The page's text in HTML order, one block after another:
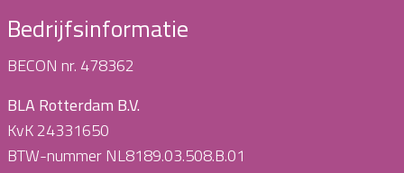
Bedrijfsinformatie
BECON nr. 478362
BLA Rotterdam B.V.
KvK 24331650
BTW-nummer NL8189.03.508.B.01